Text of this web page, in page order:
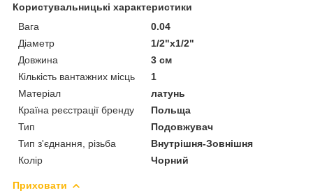
Користувальницькі характеристики
Вага
0.04
Діаметр
1/2"x1/2"
Довжина
3 см
Кількість вантажних місць
1
Матеріал
латунь
Країна реєстрації бренду
Польща
Тип
Подовжувач
Тип з'єднання, різьба
Внутрішня-Зовнішня
Колір
Чорний
Приховати